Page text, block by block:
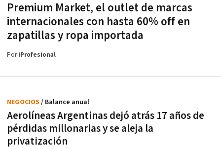
Premium Market, el outlet de marcas
internacionales con hasta 60% off en
zapatillas y ropa importada
PoriProfesional
Aerolíneas Argentinas dejó atrás 17 años de
pérdidas millonarias y se aleja la
privatización
NEGOCIOS / Balance anual